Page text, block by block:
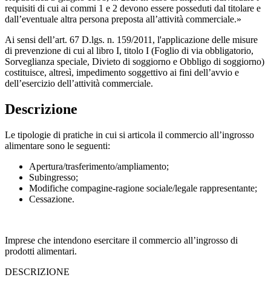
requisiti di cui ai commi 1 e 2 devono essere posseduti dal titolare e
dall’eventuale altra persona preposta all’attività commerciale.»
Ai sensi dell’art. 67 D.lgs. n. 159/2011, l'applicazione delle misure
di prevenzione di cui al libro I, titolo I (Foglio di via obbligatorio,
Sorveglianza speciale, Divieto di soggiorno e Obbligo di soggiorno)
costituisce, altresì, impedimento soggettivo ai fini dell’avvio e
dell’esercizio dell’attività commerciale.
Descrizione
Le tipologie di pratiche in cui si articola il commercio all’ingrosso
alimentare sono le seguenti:
Apertura/trasferimento/ampliamento;
Subingresso;
Modifiche compagine-ragione sociale/legale rappresentante;
Cessazione.
Imprese che intendono esercitare il commercio all’ingrosso di
prodotti alimentari.
DESCRIZIONE